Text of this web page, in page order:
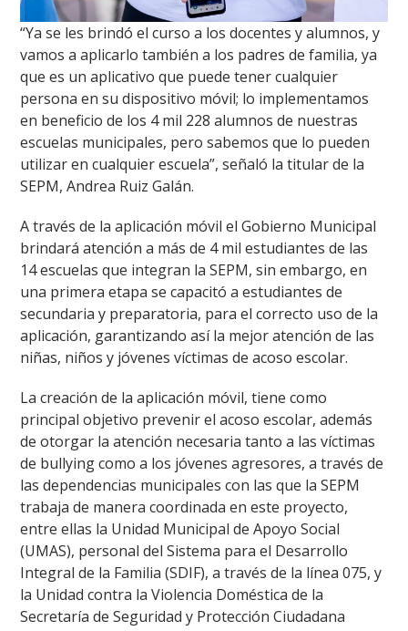
“Ya se les brindó el curso a los docentes y alumnos, y
vamos a aplicarlo también a los padres de familia, ya
que es un aplicativo que puede tener cualquier
persona en su dispositivo móvil; lo implementamos
en beneficio de los 4 mil 228 alumnos de nuestras
escuelas municipales, pero sabemos que lo pueden
utilizar en cualquier escuela”, señaló la titular de la
SEPM, Andrea Ruiz Galán.
A través de la aplicación móvil el Gobierno Municipal
brindará atención a más de 4 mil estudiantes de las
14 escuelas que integran la SEPM, sin embargo, en
una primera etapa se capacitó a estudiantes de
secundaria y preparatoria, para el correcto uso de la
aplicación, garantizando así la mejor atención de las
niñas, niños y jóvenes víctimas de acoso escolar.
La creación de la aplicación móvil, tiene como
principal objetivo prevenir el acoso escolar, además
de otorgar la atención necesaria tanto a las víctimas
de bullying como a los jóvenes agresores, a través de
las dependencias municipales con las que la SEPM
trabaja de manera coordinada en este proyecto,
entre ellas la Unidad Municipal de Apoyo Social
(UMAS), personal del Sistema para el Desarrollo
Integral de la Familia (SDIF), a través de la línea 075, y
la Unidad contra la Violencia Doméstica de la
Secretaría de Seguridad y Protección Ciudadana